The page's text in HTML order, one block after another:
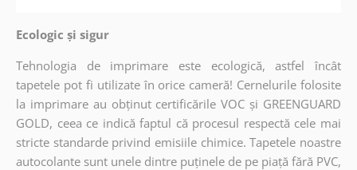
Ecologic și sigur
Tehnologia de imprimare este ecologică, astfel încât
tapetele pot fi utilizate în orice cameră! Cernelurile folosite
la imprimare au obținut certificările VOC și GREENGUARD
GOLD, ceea ce indică faptul că procesul respectă cele mai
stricte standarde privind emisiile chimice. Tapetele noastre
autocolante sunt unele dintre puținele de pe piață fără PVC,